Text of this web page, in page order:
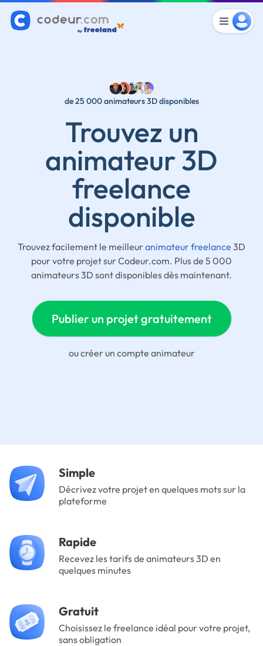
de 25 000 animateurs 3D disponibles
Trouvez un
animateur 3D
freelance
disponible
Trouvez facilement le meilleuranimateur freelance 3D
pour votre projet sur Codeur.com. Plus de 5 000
animateurs 3D sont disponibles dès maintenant.
Publier un projet gratuitement
oucréer un compte animateur
Simple
Décrivez votre projet en quelques mots sur la
plateforme
Rapide
Recevez les tarifs de animateurs 3D en
quelques minutes
Gratuit
Choisissez le freelance idéal pour votre projet,
sans obligation